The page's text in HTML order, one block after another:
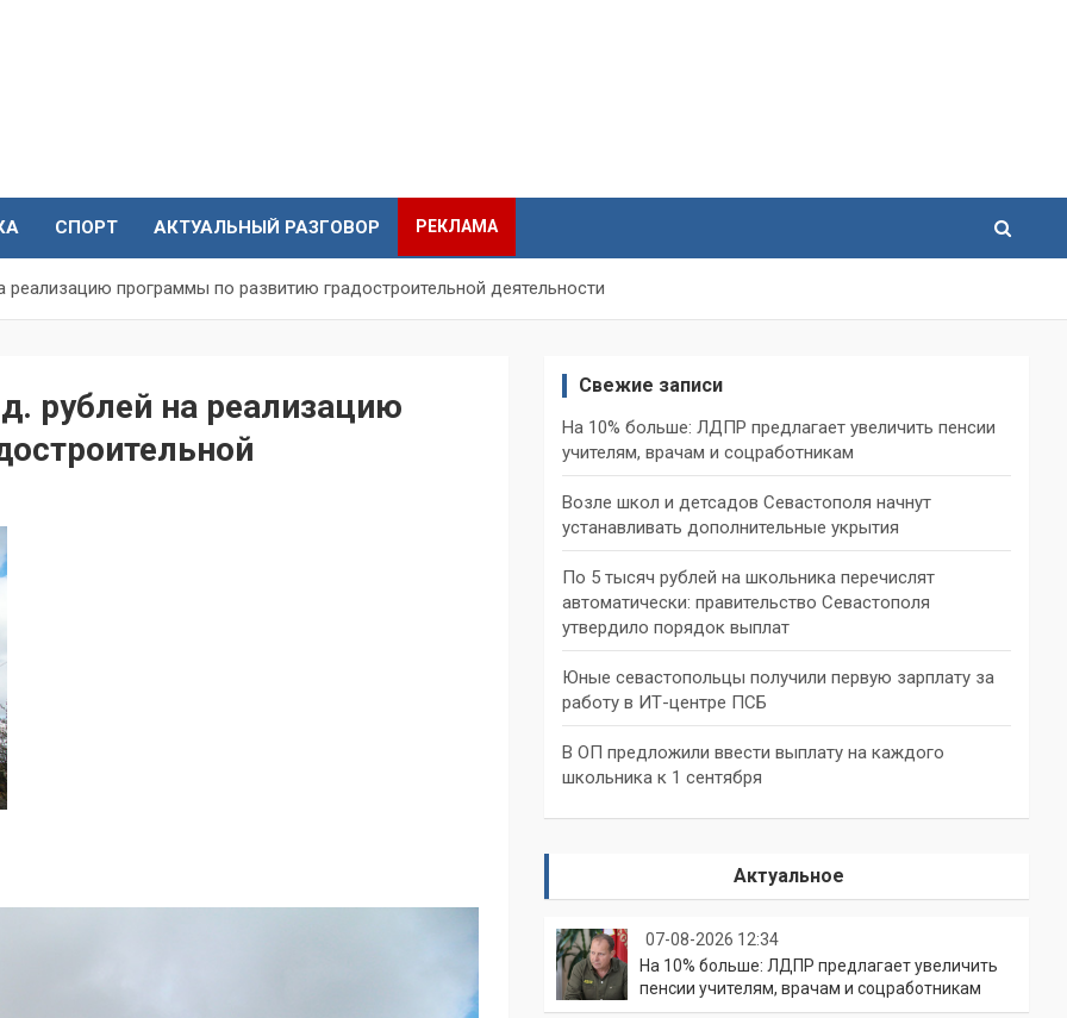
СПОРТ АКТУАЛЬНЫЙ РАЗГОВОР РЕКЛАМА
программы по развитию градостроительной деятельности
рублей на реализацию
Свежие записи
На 10% больше: ЛДПР предлагает увеличить пенсии
учителям, врачам и соцработникам
Возле школ и детсадов Севастополя начнут
устанавливать дополнительные укрытия
По 5 тысяч рублей на школьника перечислят
автоматически: правительство Севастополя
утвердило порядок выплат
Юные севастопольцы получили первую зарплату за
работу в ИТ-центре ПСБ
В ОП предложили ввести выплату на каждого
школьника к 1 сентября
Актуальное
07-08-2026 12:34
На 10% больше: ЛДПР предлагает увеличить
пенсии учителям, врачам и соцработникам